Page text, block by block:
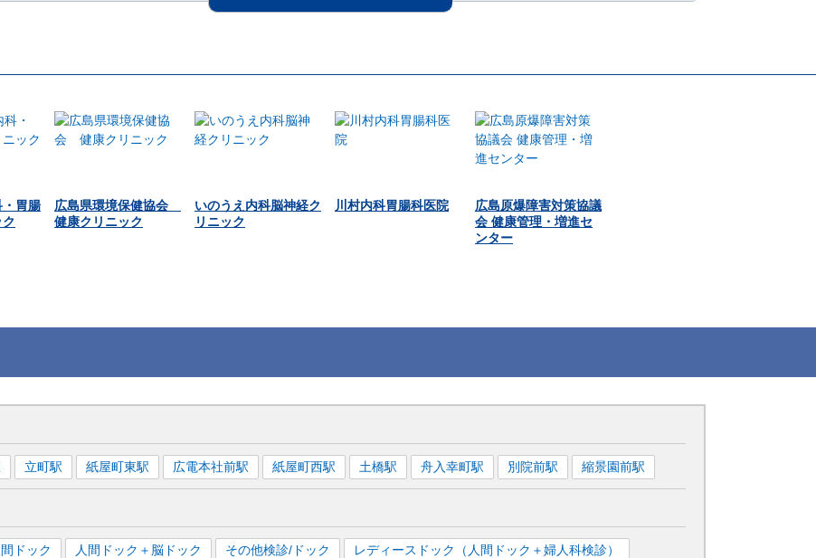
・胃腸
広島県環境保健協会
健康クリニック
いのうえ内科脳神経ク
リニック
川村内科胃腸科医院
広島原爆障害対策協議
会 健康管理・増進セ
ンター
立町駅 紙屋町東駅 広電本社前駅 紙屋町西駅 土橋駅 舟入幸町駅 別院前駅 縮景園前駅
間ドック 人間ドック＋脳ドック その他検診/ドック
レディースドック（人間ドック＋婦人科検診）